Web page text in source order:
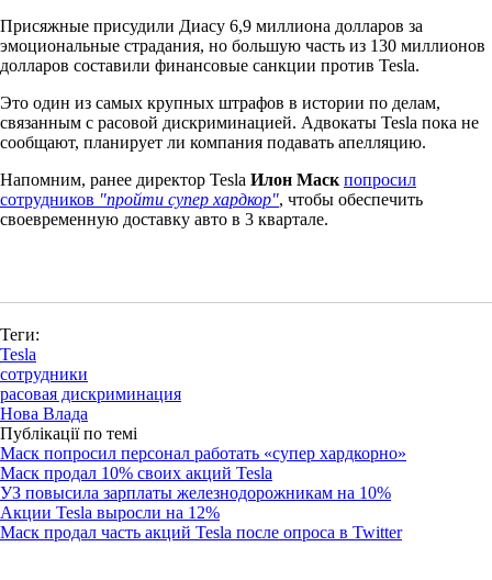
Присяжные присудили Диасу 6,9 миллиона долларов за
эмоциональные страдания, но большую часть из 130 миллионов
долларов составили финансовые санкции против Tesla.
Это один из самых крупных штрафов в истории по делам,
связанным с расовой дискриминацией. Адвокаты Tesla пока не
сообщают, планирует ли компания подавать апелляцию.
Напомним, ранее директор Tesla Илон Маск попросил
сотрудников "пройти супер хардкор", чтобы обеспечить
своевременную доставку авто в 3 квартале.
Теги:
Tesla
сотрудники
расовая дискриминация
Нова Влада
Публікації по темі
Маск попросил персонал работать «супер хардкорно»
Маск продал 10% своих акций Tesla
УЗ повысила зарплаты железнодорожникам на 10%
Акции Tesla выросли на 12%
Маск продал часть акций Tesla после опроса в Twitter